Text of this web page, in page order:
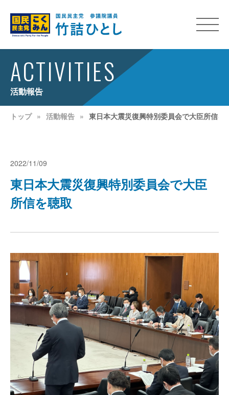
ACTIVITIES
活動報告
トップ 活動報告 東日本大震災復興特別委員会で大臣所信を
2022/11/09
東日本大震災復興特別委員会で大臣
所信を聴取